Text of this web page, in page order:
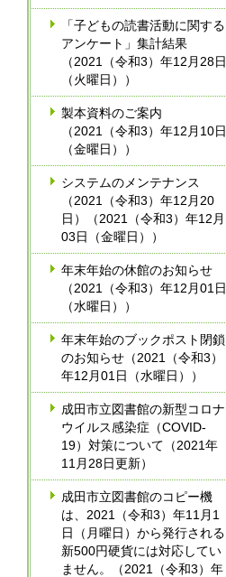
「子どもの読書活動に関する
アンケート」集計結果
（2021（令和3）年12月28日
（火曜日））
製本資料のご案内
（2021（令和3）年12月10日
（金曜日））
システムのメンテナンス
（2021（令和3）年12月20
日）（2021（令和3）年12月
03日（金曜日））
年末年始の休館のお知らせ
（2021（令和3）年12月01日
（水曜日））
年末年始のブックポスト閉鎖
のお知らせ（2021（令和3）
年12月01日（水曜日））
成田市立図書館の新型コロナ
ウイルス感染症（COVID-
19）対策について（2021年
11月28日更新）
成田市立図書館のコピー機
は、2021（令和3）年11月1
日（月曜日）から発行される
新500円硬貨には対応してい
ません。（2021（令和3）年